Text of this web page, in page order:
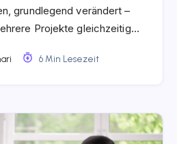
grundlegend verändert –
Projekte gleichzeitig…
6 Min Lesezeit